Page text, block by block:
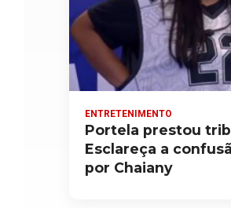
ENTRETENIMENTO
Portela prestou
Esclareça a
por Chaiany